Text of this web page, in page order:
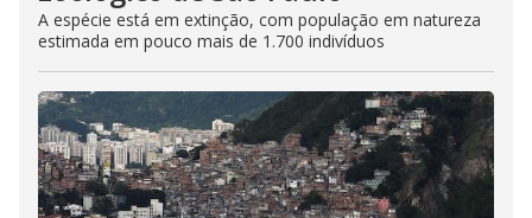
A espécie está em extinção, com população em natureza
estimada em pouco mais de 1.700 indivíduos